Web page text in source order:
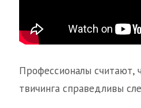
Профессионалы считают,
твичинга справедливы